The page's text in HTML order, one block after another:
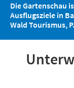
Die Gartenschau
Ausflugsziele in
Wald Tourismus,